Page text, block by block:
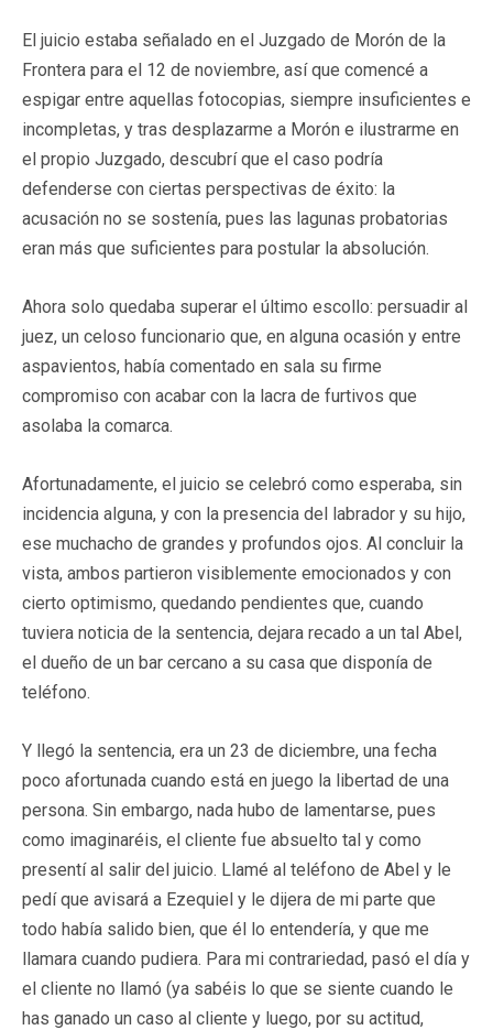
El juicio estaba señalado en el Juzgado de Morón de la
Frontera para el 12 de noviembre, así que comencé a
espigar entre aquellas fotocopias, siempre insuficientes e
incompletas, y tras desplazarme a Morón e ilustrarme en
el propio Juzgado, descubrí que el caso podría
defenderse con ciertas perspectivas de éxito: la
acusación no se sostenía, pues las lagunas probatorias
eran más que suficientes para postular la absolución.
Ahora solo quedaba superar el último escollo: persuadir al
juez, un celoso funcionario que, en alguna ocasión y entre
aspavientos, había comentado en sala su firme
compromiso con acabar con la lacra de furtivos que
asolaba la comarca.
Afortunadamente, el juicio se celebró como esperaba, sin
incidencia alguna, y con la presencia del labrador y su hijo,
ese muchacho de grandes y profundos ojos. Al concluir la
vista, ambos partieron visiblemente emocionados y con
cierto optimismo, quedando pendientes que, cuando
tuviera noticia de la sentencia, dejara recado a un tal Abel,
el dueño de un bar cercano a su casa que disponía de
teléfono.
Y llegó la sentencia, era un 23 de diciembre, una fecha
poco afortunada cuando está en juego la libertad de una
persona. Sin embargo, nada hubo de lamentarse, pues
como imaginaréis, el cliente fue absuelto tal y como
presentí al salir del juicio. Llamé al teléfono de Abel y le
pedí que avisará a Ezequiel y le dijera de mi parte que
todo había salido bien, que él lo entendería, y que me
llamara cuando pudiera. Para mi contrariedad, pasó el día y
el cliente no llamó (ya sabéis lo que se siente cuando le
has ganado un caso al cliente y luego, por su actitud,